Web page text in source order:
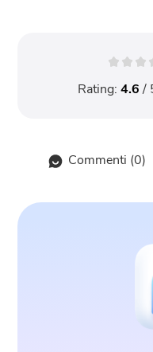
Rating: 4.6/
Commenti (0)